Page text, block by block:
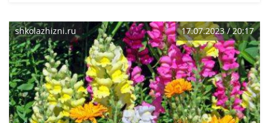
shkolazhizni.ru 17.07.2023 / 20:17